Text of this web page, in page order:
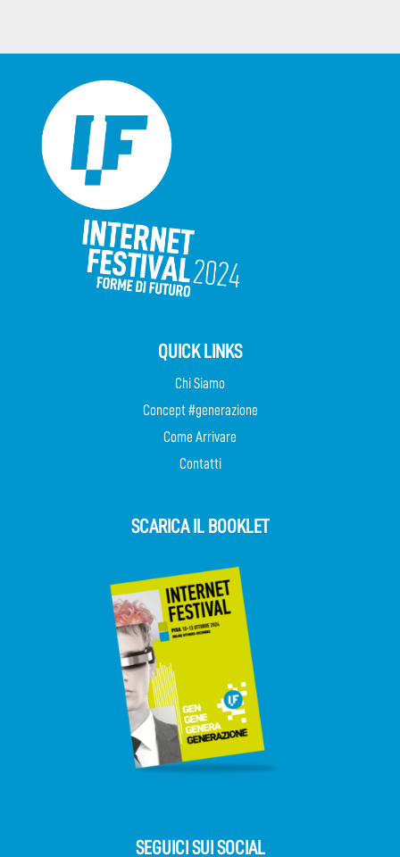
QUICK LINKS
Chi Siamo
Concept #generazione
Come Arrivare
Contatti
SCARICA IL BOOKLET
SEGUICI SUI SOCIAL